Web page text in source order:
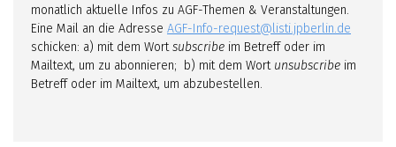
monatlich aktuelle Infos zu AGF-Themen & Veranstaltungen.
Eine Mail an die Adresse AGF-Info-request@listi.jpberlin.de
schicken: a) mit dem Wortsubscribe im Betreff oder im
Mailtext, um zu abonnieren; b) mit dem Wort unsubscribe im
Betreff oder im Mailtext, um abzubestellen.